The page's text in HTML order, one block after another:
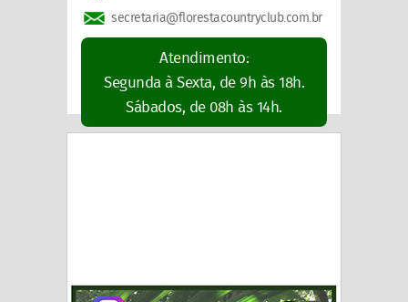
secretaria@florestacountryclub.com.br
Atendimento:
Segunda à Sexta, de 9h às 18h.
Sábados, de 08h às 14h.